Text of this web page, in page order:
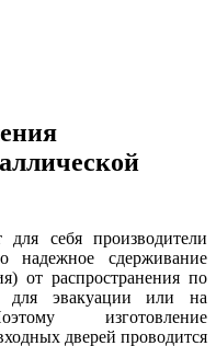
для себя производители
надежное сдерживание
от распространения по
для эвакуации или на
изготовление
дверей проводится